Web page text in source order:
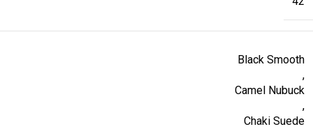
Black Smooth
,
Camel Nubuck
,
Chaki Suede